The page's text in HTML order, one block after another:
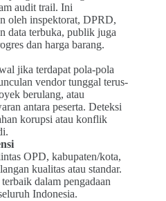
audit trail. Ini
oleh inspektorat, DPRD,
data terbuka, publik juga
dan harga barang.
jika terdapat pola-pola
vendor tunggal terus-
berulang, atau
antara peserta. Deteksi
korupsi atau konflik
OPD, kabupaten/kota,
kualitas atau standar.
dalam pengadaan
Indonesia.